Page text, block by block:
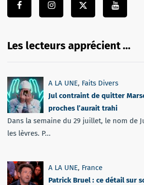
Les lecteurs apprécient …
A LA UNE, Faits Divers
Jul contraint de quitter
proches l’aurait trahi
Dans la semaine du 29 juillet, le nom de
les lèvres. P...
A LA UNE, France
Patrick Bruel : ce détail sur